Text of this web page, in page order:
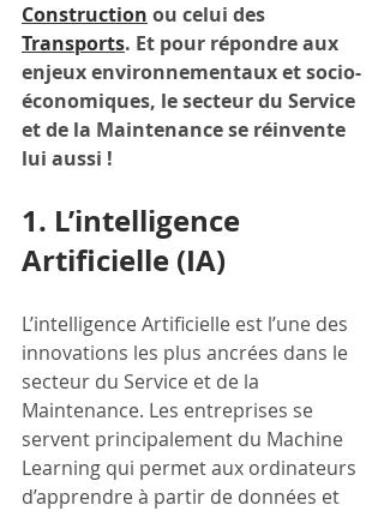
Construction ou celui des
Transports. Et pour répondre aux
enjeux environnementaux et socio-
économiques, le secteur du Service
et de la Maintenance se réinvente
lui aussi !
1. L’intelligence
Artificielle (IA)
L’intelligence Artificielle est l’une des
innovations les plus ancrées dans le
secteur du Service et de la
Maintenance. Les entreprises se
servent principalement du Machine
Learning qui permet aux ordinateurs
d’apprendre à partir de données et